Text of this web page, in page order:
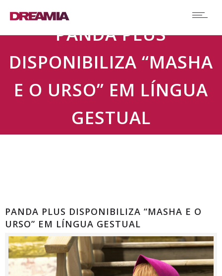
PANDA PLUS
DISPONIBILIZA “MASHA
E O URSO” EM LÍNGUA
GESTUAL
PANDA PLUS DISPONIBILIZA “MASHA E O
URSO” EM LÍNGUA GESTUAL